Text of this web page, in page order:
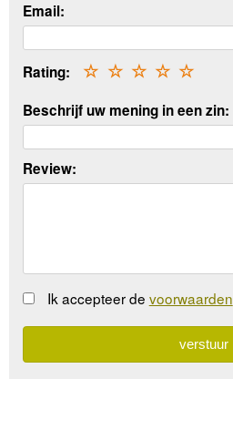
Email:
Rating: ☆
☆
☆
☆
☆
Beschrijf uw mening in een zin:
Review:
Ik accepteer de voorwaarden